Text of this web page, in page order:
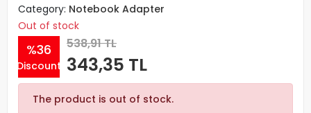
Category: Notebook Adapter
Out of stock
%36
Discount
538,91 TL
343,35 TL
The product is out of stock.